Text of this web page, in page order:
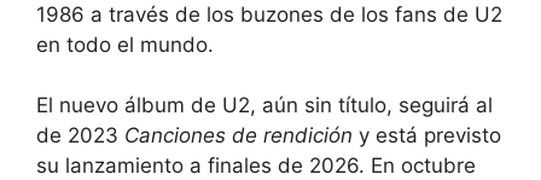
1986 a través de los buzones de los fans de U2
en todo el mundo.
El nuevo álbum de U2, aún sin título, seguirá al
de 2023 Canciones de rendición y está previsto
su lanzamiento a finales de 2026. En octubre